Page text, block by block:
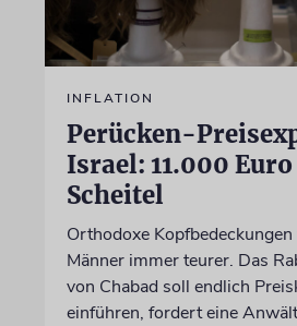
INFLATION
Perücken-
Israel: 11.000
Scheitel
Orthodoxe
Männer immer teurer. Das
von Chabad soll endlich
einführen, fordert eine